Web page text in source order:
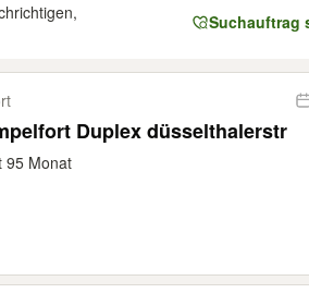
Suchauftrag
Duplex düsselthalerstr
95 Monat